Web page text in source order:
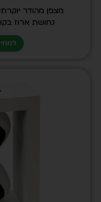
נחושת ארוז